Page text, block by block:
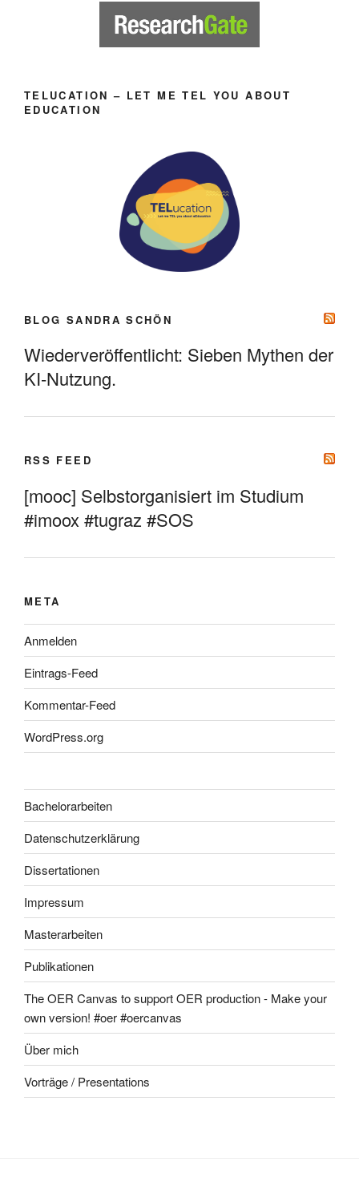
TELUCATION – LET ME TEL YOU ABOUT
EDUCATION
BLOG SANDRA SCHÖN
Wiederveröffentlicht: Sieben Mythen der
KI-Nutzung.
RSS FEED
[mooc] Selbstorganisiert im Studium
#imoox #tugraz #SOS
META
Anmelden
Eintrags-Feed
Kommentar-Feed
WordPress.org
Bachelorarbeiten
Datenschutzerklärung
Dissertationen
Impressum
Masterarbeiten
Publikationen
The OER Canvas to support OER production - Make your
own version! #oer #oercanvas
Über mich
Vorträge / Presentations